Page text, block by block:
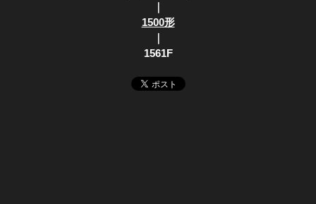
｜
1500形
｜
1561F